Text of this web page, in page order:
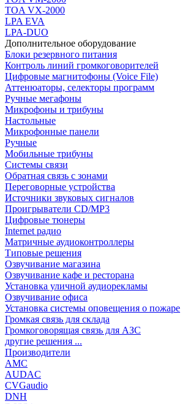
TOA VX-2000
LPA EVA
LPA-DUO
Дополнительное оборудование
Блоки резервного питания
Контроль линий громкоговорителей
Цифровые магнитофоны (Voice File)
Аттенюаторы, селекторы программ
Ручные мегафоны
Микрофоны и трибуны
Настольные
Микрофонные панели
Ручные
Мобильные трибуны
Системы связи
Обратная связь с зонами
Переговорные устройства
Источники звуковых сигналов
Проигрыватели CD/MP3
Цифровые тюнеры
Internet радио
Матричные аудиоконтроллеры
Типовые решения
Озвучивание магазина
Озвучивание кафе и ресторана
Установка уличной аудиорекламы
Озвучивание офиса
Установка системы оповещения о пожаре
Громкая связь для склада
Громкоговорящая связь для АЗС
другие решения ...
Производители
AMC
AUDAC
CVGaudio
DNH